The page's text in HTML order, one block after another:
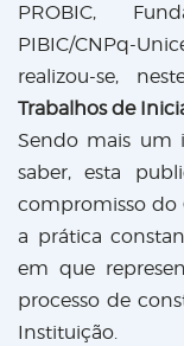
PROBIC,
PIBIC/CNPq-
realizou-se,
Trabalhos de
Sendo mais um
saber, esta
compromisso do
a prática
em que
processo de
Instituição.